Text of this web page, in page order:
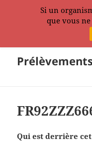
Prélèvements
Qui est derrière
Si un
que vous